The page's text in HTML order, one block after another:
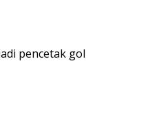
pencetak gol